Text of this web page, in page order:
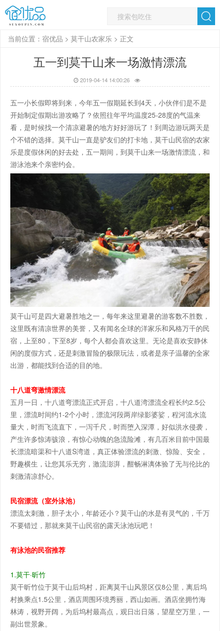
当前位置： 宿优品 > 莫干山农家乐 > 正文
五一到莫干山来一场激情漂流
2019-04-14 14:00:26
五一小长假即将到来，今年五一假期延长到4天，小伙伴们是不是
开始制定假期出游攻略了？依照往年平均温度25-28度的气温来
看，是时候找一个清凉避暑的地方好好游玩了！到周边游玩两天是
个不错的选择。莫干山一直是驴友们的打卡地，莫干山民宿的农家
乐是度假休闲的好去处，五一期间，到莫干山来一场激情漂流，和
游泳池来个亲密约会。
莫干山可是四大避暑胜地之一，每年来这里避暑的游客数不胜数，
这里既有清凉世界的美誉，又有闻名全球的洋家乐和风格万千的民
宿，上至80，下至8岁，每个人都会喜欢这里。无论是喜欢安静休
闲的度假方式，还是刺激冒险的极限玩法，或者是亲子温馨的全家
出游，都能找到合适的目的地。
十八道弯激情漂流
五月一日，十八道弯漂流正式开启，十八道湾漂流全程长约2.5公
里，漂流时间约1-2个小时，漂流河段两岸绿影婆娑，程河流水流
量大，时而飞流直下，一泻千尺，时而堕入深潭，好似洪水侵袭，
产生许多惊涛骇浪，有惊心动魄的急流险滩，有几百米目前中国最
长漂流暗渠和十八道S湾道，真正体验漂流的刺激、惊险、安全，
野趣横生，让您其乐无穷，激流澎湃，酣畅淋漓体验了无与伦比的
刺激清凉舒心。
民宿漂流（室外泳池）
漂流太刺激，胆子太小，年龄还小？莫干山的水是有灵气的，千万
不要错过，那就来莫干山民宿的露天泳池玩吧！
有泳池的民宿推荐
1.莫干·昕竹
莫干昕竹位于莫干山后坞村，距离莫干山风景区仅8公里，离后坞
村换乘点1.5公里，酒店周围环境秀丽，西山如画。酒店坐拥竹海
林涛，视野开阔，为后坞村最高点，观日出日落，望星空万里，一
副出世景象。